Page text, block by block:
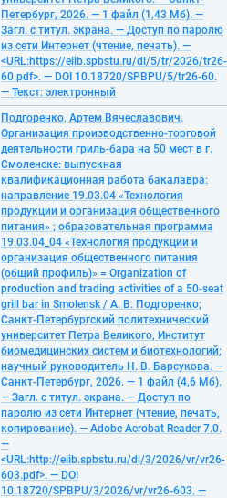
Петербург, 2026. — 1 файл (1,43 Мб). —
Загл. с титул. экрана. — Доступ по паролю
из сети Интернет (чтение, печать). —
<URL:https://elib.spbstu.ru/dl/5/tr/2026/tr26-
60.pdf>. — DOI 10.18720/SPBPU/5/tr26-60.
— Текст: электронный
Подгоренко, Артем Вячеславович.
Организация производственно-торговой
деятельности гриль-бара на 50 мест в г.
Смоленске: выпускная
квалификационная работа бакалавра:
направление 19.03.04 «Технология
продукции и организация общественного
питания» ; образовательная программа
19.03.04_04 «Технология продукции и
организация общественного питания
(общий профиль)» = Organization of
production and trading activities of a 50-seat
grill bar in Smolensk / А. В. Подгоренко;
Санкт-Петербургский политехнический
университет Петра Великого, Институт
биомедицинских систем и биотехнологий;
научный руководитель Н. В. Барсукова. —
Санкт-Петербург, 2026. — 1 файл (4,6 Мб).
— Загл. с титул. экрана. — Доступ по
паролю из сети Интернет (чтение, печать,
копирование). — Adobe Acrobat Reader 7.0.
—
<URL:http://elib.spbstu.ru/dl/3/2026/vr/vr26-
603.pdf>. — DOI
10.18720/SPBPU/3/2026/vr/vr26-603. —